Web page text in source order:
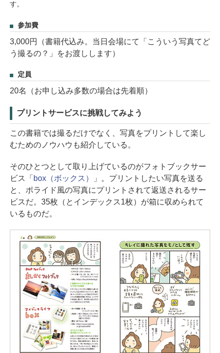
す。
参加費
3,000円（書籍代込み。当日会場にて「こういう写真てど
う撮るの？」をお渡しします）
定員
20名（お申し込み多数の場合は先着順）
プリントサービスに挑戦してみよう
この書籍では撮るだけでなく、写真をプリントして楽し
むためのノウハウも紹介している。
そのひとつとして取り上げているのがフォトブックサー
ビス「 box（ボックス）
」。プリントしたい写真を送る
と、ポライド風の写真にプリントされて返送されるサー
ビスだ。35枚（とインデックス1枚）が箱に収められて
いるものだ。